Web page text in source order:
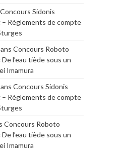
Concours Sidonis
Règlements de compte
Concours Roboto
l’eau tiède sous un
Imamura
Concours Sidonis
Règlements de compte
Concours Roboto
l’eau tiède sous un
Imamura